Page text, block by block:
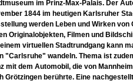
im Prinz-Max-Palais. Der
1844 im heutigen Karlsruher
werden Leben und Wirken von
Originalobjekten, Filmen und
virtuellen Stadtrundgang kann
"Carlsruhe" wandeln. Thema ist
mit dem Automobil, die von
Grötzingen berührte. Eine